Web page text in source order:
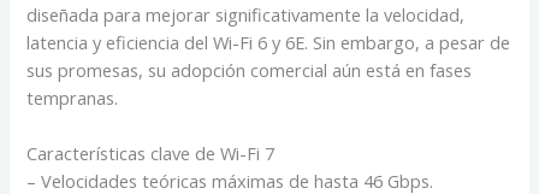
diseñada para mejorar significativamente la velocidad,
latencia y eficiencia del Wi-Fi 6 y 6E. Sin embargo, a pesar de
sus promesas, su adopción comercial aún está en fases
tempranas.
Características clave de Wi-Fi 7
– Velocidades teóricas máximas de hasta 46 Gbps.